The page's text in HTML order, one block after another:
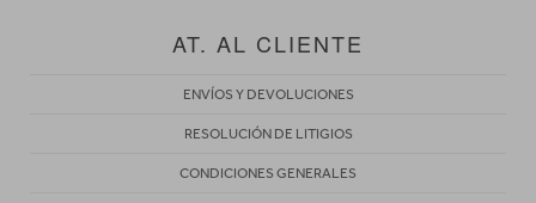
AT. AL CLIENTE
ENVÍOS Y DEVOLUCIONES
RESOLUCIÓN DE LITIGIOS
CONDICIONES GENERALES